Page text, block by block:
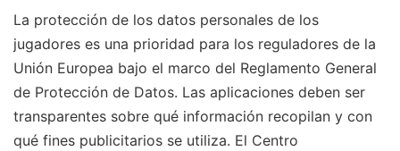
La protección de los datos personales de los
jugadores es una prioridad para los reguladores de la
Unión Europea bajo el marco del Reglamento General
de Protección de Datos. Las aplicaciones deben ser
transparentes sobre qué información recopilan y con
qué fines publicitarios se utiliza. El Centro